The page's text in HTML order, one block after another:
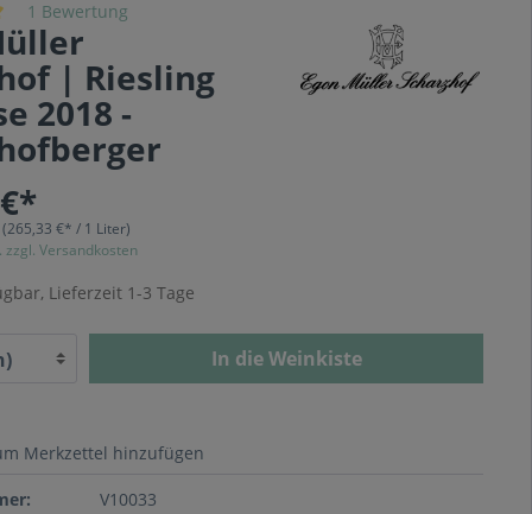
1 Bewertung
| Riesling
2018 -
(265,33 €* / 1 Liter)
zzgl. Versandkosten
Lieferzeit 1-3 Tage
In die Weinkiste
Merkzettel hinzufügen
V10033